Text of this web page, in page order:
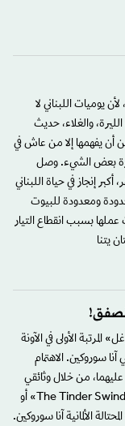
يوميات اللبناني لا
والغلاء، حديث
أن يفهمها إلا من عاش في
بعض الشيء. وصل
إنجاز في حياة اللبناني
ومعدودة للبيوت
عملها بسبب انقطاع التيار
يتنا
الأولى في الآونة
سوروكين. الاهتمام
من خلال وثائقي
عن النصاب الإسرائيلي سايمن لفايف، تحت عنوان «The Tinder Swindler» أو
الألمانية آنا سوروكين.